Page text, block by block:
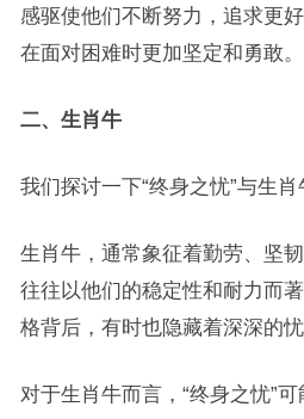
感驱使他们不断努力，追求更
在面对困难时更加坚定和勇敢。
二、生肖牛
我们探讨一下“终身之忧”与生肖
生肖牛，通常象征着勤劳、坚
往往以他们的稳定性和耐力而
格背后，有时也隐藏着深深的忧
对于生肖牛而言，“终身之忧”